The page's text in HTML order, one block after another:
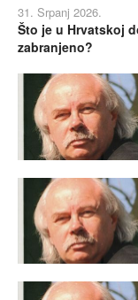
31. Srpanj 2026.
Što je u Hrvatskoj
zabranjeno?